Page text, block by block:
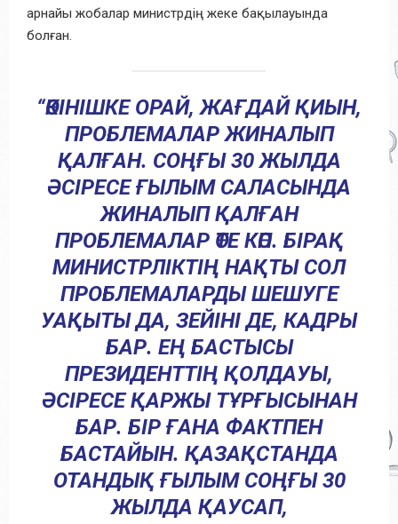
арнайы жобалар министрдің жеке бақылауында
болған.
“ӨКІНІШКЕ ОРАЙ, ЖАҒДАЙ ҚИЫН,
ПРОБЛЕМАЛАР ЖИНАЛЫП
ҚАЛҒАН. СОҢҒЫ 30 ЖЫЛДА
ӘСІРЕСЕ ҒЫЛЫМ САЛАСЫНДА
ЖИНАЛЫП ҚАЛҒАН
ПРОБЛЕМАЛАР ӨТЕ КӨП. БІРАҚ
МИНИСТРЛІКТІҢ НАҚТЫ СОЛ
ПРОБЛЕМАЛАРДЫ ШЕШУГЕ
УАҚЫТЫ ДА, ЗЕЙІНІ ДЕ, КАДРЫ
БАР. ЕҢ БАСТЫСЫ
ПРЕЗИДЕНТТІҢ ҚОЛДАУЫ,
ӘСІРЕСЕ ҚАРЖЫ ТҰРҒЫСЫНАН
БАР. БІР ҒАНА ФАКТПЕН
БАСТАЙЫН. ҚАЗАҚСТАНДА
ОТАНДЫҚ ҒЫЛЫМ СОҢҒЫ 30
ЖЫЛДА ҚАУСАП,